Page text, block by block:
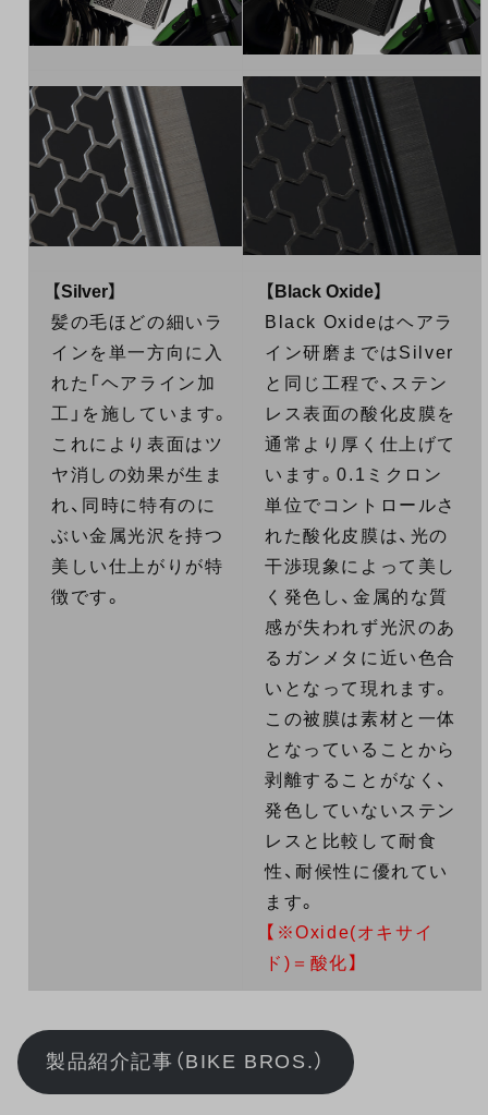
【Silver】
髪の毛ほどの細いラ
インを単一方向に入
れた「ヘアライン加
工」を施しています。
これにより表面はツ
ヤ消しの効果が生ま
れ、同時に特有のに
ぶい金属光沢を持つ
美しい仕上がりが特
徴です。
【Black Oxide】
Black Oxideはヘアラ
イン研磨まではSilver
と同じ工程で、ステン
レス表面の酸化皮膜を
通常より厚く仕上げて
います。0.1ミクロン
単位でコントロールさ
れた酸化皮膜は、光の
干渉現象によって美し
く発色し、金属的な質
感が失われず光沢のあ
るガンメタに近い色合
いとなって現れます。
この被膜は素材と一体
となっていることから
剥離することがなく、
発色していないステン
レスと比較して耐食
性、耐候性に優れてい
ます。
【※Oxide(オキサイ
ド)＝酸化】
製品紹介記事（BIKE BROS.）